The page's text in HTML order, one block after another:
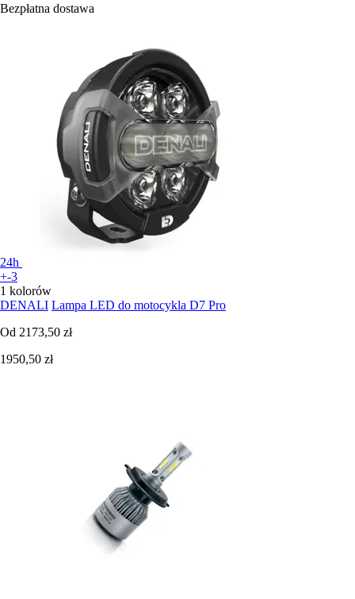
Bezpłatna dostawa
24h
+-3
1 kolorów
DENALI Lampa LED do motocykla D7 Pro
Od 2173,50 zł
1950,50 zł